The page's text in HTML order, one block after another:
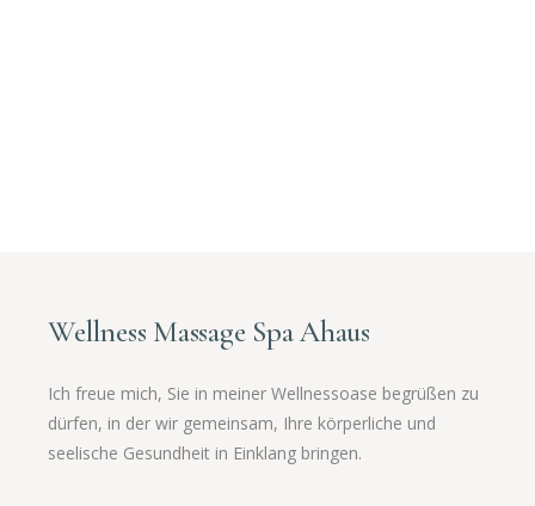
Wellness Massage Spa Ahaus
Ich freue mich, Sie in meiner Wellnessoase begrüßen zu
dürfen, in der wir gemeinsam, Ihre körperliche und
seelische Gesundheit in Einklang bringen.